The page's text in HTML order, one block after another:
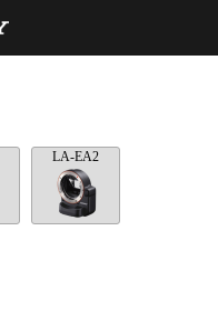
LA-EA2